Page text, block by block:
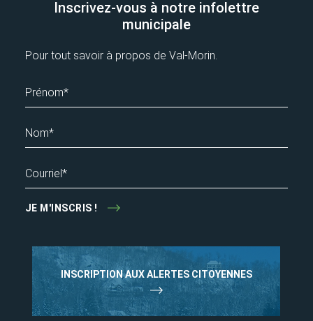
Inscrivez-vous à notre infolettre
municipale
Pour tout savoir à propos de Val-Morin.
Prénom*
Nom*
Courriel*
JE M'INSCRIS !
INSCRIPTION AUX ALERTES CITOYENNES